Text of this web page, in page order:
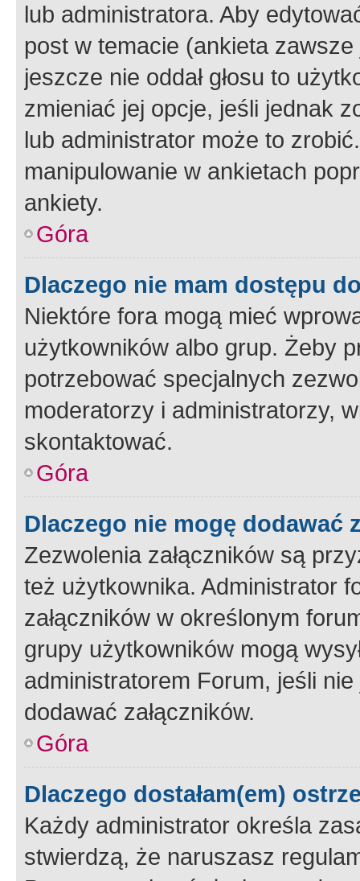
lub administratora. Aby
post w temacie (ankieta
jeszcze nie oddał głosu to
zmieniać jej opcje, jeśli jednak
lub administrator może to
manipulowanie w ankietach
ankiety.
Góra
Dlaczego nie mam dostępu
Niektóre fora mogą mieć
użytkowników albo grup. Żeby
potrzebować specjalnych
moderatorzy i administratorzy,
skontaktować.
Góra
Dlaczego nie mogę dodawać
Zezwolenia załączników są
też użytkownika. Administrator
załączników w określonym
grupy użytkowników mogą
administratorem Forum, jeśli
dodawać załączników.
Góra
Dlaczego dostałam(em)
Każdy administrator określa
stwierdzą, że naruszasz